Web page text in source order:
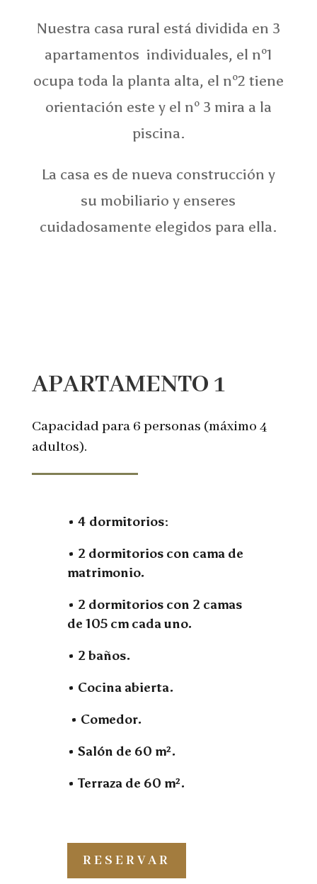
Nuestra casa rural está dividida en 3
apartamentos individuales, el nº1
ocupa toda la planta alta, el nº2 tiene
orientación este y el nº 3 mira a la
piscina.
La casa es de nueva construcción y
su mobiliario y enseres
cuidadosamente elegidos para ella.
APARTAMENTO 1
Capacidad para 6 personas (máximo 4
adultos).
• 4 dormitorios:
• 2 dormitorios con cama de
matrimonio.
• 2 dormitorios con 2 camas
de 105 cm cada uno.
• 2 baños.
• Cocina abierta.
• Comedor.
• Salón de 60 m².
• Terraza de 60 m².
RESERVAR